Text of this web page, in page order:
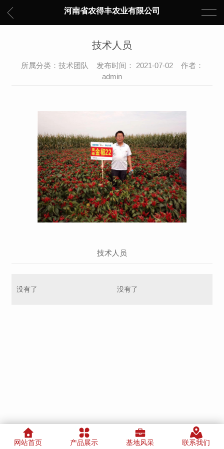
河南省农得丰农业有限公司
技术人员
所属分类：技术团队 发布时间： 2021-07-02 作者：
admin
技术人员
没有了 没有了
网站首页 产品展示 基地风采 联系我们